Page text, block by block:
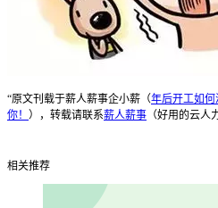
“原文刊载于薪人薪事企小薪（年后开工如
你！ ），转载请联系薪人薪事 （好用的云人
相关推荐